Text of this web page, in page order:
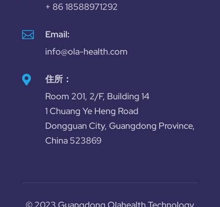
+ 86 18588971292

Email:
info@ola-health.com

住所：
Room 201, 2/F, Building 14
1 Chuang Ye Heng Road
Dongguan City, Guangdong Province,
China 523869
© 2023 Guangdong Olahealth Technology